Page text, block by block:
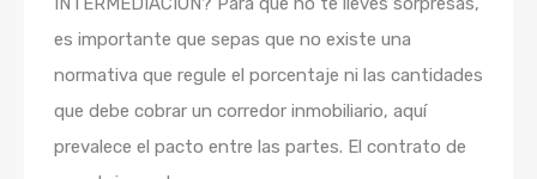
es importante que sepas que no existe una
normativa que regule el porcentaje ni las cantidades
que debe cobrar un corredor inmobiliario, aquí
prevalece el pacto entre las partes. El contrato de